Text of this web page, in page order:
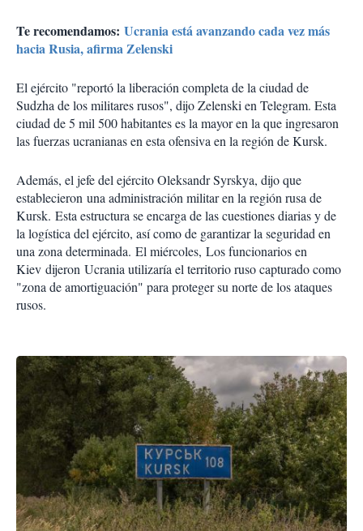
Te recomendamos: Ucrania está avanzando cada vez más
hacia Rusia, afirma Zelenski
El ejército "reportó la liberación completa de la ciudad de
Sudzha de los militares rusos", dijo Zelenski en Telegram. Esta
ciudad de 5 mil 500 habitantes es la mayor en la que ingresaron
las fuerzas ucranianas en esta ofensiva en la región de Kursk.
Además, el jefe del ejército Oleksandr Syrskya, dijo que
establecieron una administración militar en la región rusa de
Kursk. Esta estructura se encarga de las cuestiones diarias y de
la logística del ejército, así como de garantizar la seguridad en
una zona determinada. El miércoles, Los funcionarios en
Kiev dijeron Ucrania utilizaría el territorio ruso capturado como
"zona de amortiguación" para proteger su norte de los ataques
rusos.